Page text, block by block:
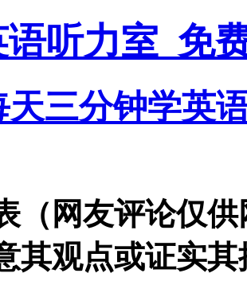
听力室_免
天三分钟学英
（网友评论仅
其观点或证实其